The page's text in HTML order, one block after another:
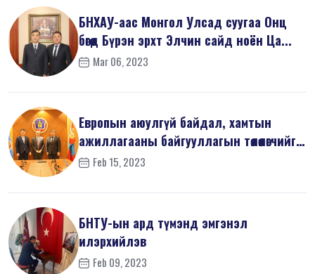
БНХАУ-аас Монгол Улсад суугаа Онц
бөгөөд Бүрэн эрхт Элчин сайд ноён Ца...
Mar 06, 2023
Европын аюулгүй байдал, хамтын
ажиллагааны байгууллагын төлөөлөгчийг
х...Feb 15, 2023
БНТУ-ын ард түмэнд эмгэнэл
илэрхийлэв
Feb 09, 2023